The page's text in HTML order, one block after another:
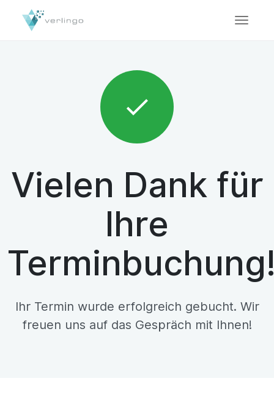
Vielen Dank für
Ihre
Ihr Termin wurde erfolgreich gebucht. Wir
freuen uns auf das Gespräch mit Ihnen!